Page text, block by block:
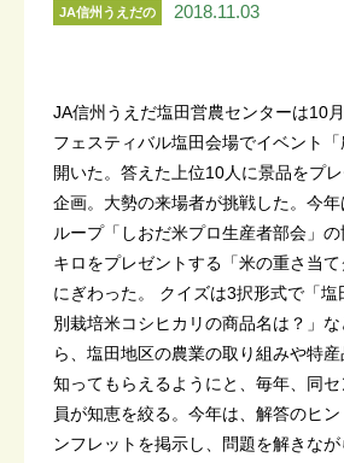
JA信州うえだの
2018.11.03
JA信州うえだ塩田営農センターは10
フェスティバル塩田会場でイベント
開いた。答えた上位10人に景品をプ
企画。大勢の来場者が挑戦した。今
ループ「しおだ米プロ生産者部会」
キロをプレゼントする「米の重さ当て
にぎわった。 クイズは3択形式で「
別栽培米コシヒカリの商品名は？」
ら、塩田地区の農業の取り組みや特
知ってもらえるようにと、毎年、同
員が知恵を絞る。今年は、解答のヒ
ンフレットを掲示し、問題を解きな